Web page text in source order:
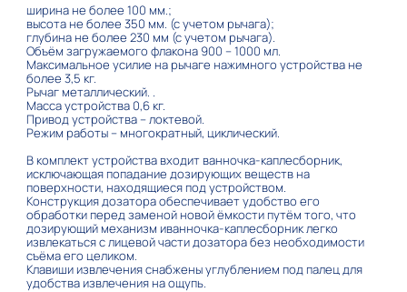
ширина не более 100 мм.;
высота не более 350 мм. (с учетом рычага);
глубина не более 230 мм (с учетом рычага).
Объём загружаемого флакона 900 – 1000 мл.
Максимальное усилие на рычаге нажимного устройства не
более 3,5 кг.
Рычаг металлический. .
Масса устройства 0,6 кг.
Привод устройства – локтевой.
Режим работы – многократный, циклический.
В комплект устройства входит ванночка-каплесборник,
исключающая попадание дозирующих веществ на
поверхности, находящиеся под устройством.
Конструкция дозатора обеспечивает удобство его
обработки перед заменой новой ёмкости путём того, что
дозирующий механизм иванночка-каплесборник легко
извлекаться с лицевой части дозатора без необходимости
съёма его целиком.
Клавиши извлечения снабжены углублением под палец для
удобства извлечения на ощупь.